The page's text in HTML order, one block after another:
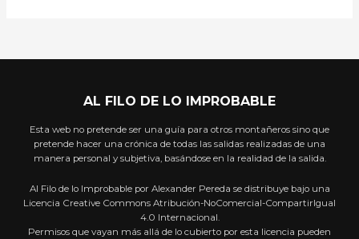
AL FILO DE LO IMPROBABLE
Esta web no pretende ser una guía para otros montañeros sino que
pretende hacer una crónica de todas las salidas realizadas de una
manera personal y subjetiva, basándose en la realidad de la salida.
Al Filo de lo Improbable por Alexander Pereda se distribuye bajo una
Licencia Creative Commons Atribución-NoComercial-CompartirIgual
4.0 Internacional.
Permisos que vayan más allá de lo cubierto por esta licencia pueden